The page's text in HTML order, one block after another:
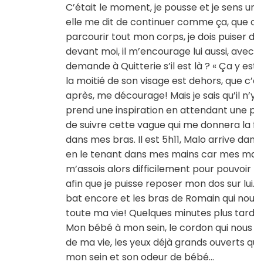
C’était le moment, je pousse et je sens
elle me dit de continuer comme ça, que
parcourir tout mon corps, je dois puiser
devant moi, il m’encourage lui aussi,
demande à Quitterie s’il est là ? « Ça y
la moitié de son visage est dehors, que
après, me décourage! Mais je sais qu’il
prend une inspiration en attendant une
de suivre cette vague qui me donnera
dans mes bras. Il est 5h11, Malo arrive
en le tenant dans mes mains car mes
m’assois alors difficilement pour
afin que je puisse reposer mon dos sur
bat encore et les bras de Romain qui
toute ma vie! Quelques minutes plus
Mon bébé à mon sein, le cordon qui
de ma vie, les yeux déjà grands ouverts
mon sein et son odeur de bébé…